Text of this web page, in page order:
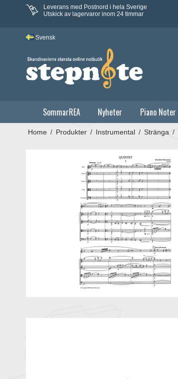
Leverans med Postnord i hela Sverige
Utskick av lagervaror inom 24 timmar
Svensk
SommarREA Nyheter Piano Noter
Home / Produkter / Instrumental / Stränga /